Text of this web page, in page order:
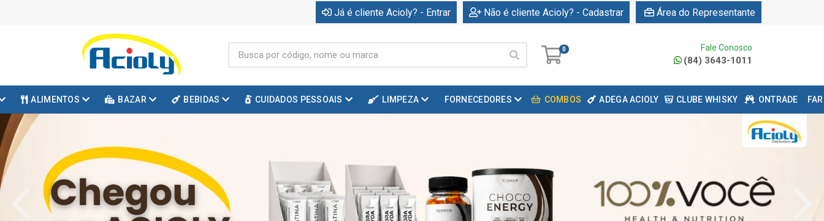
Já é cliente Acioly? - Entrar Não é cliente Acioly? - Cadastrar Área do Representante
0 Fale Conosco
(84) 3643-1011
ALIMENTOS BAZAR BEBIDAS CUIDADOS PESSOAIS LIMPEZA FORNECEDORES COMBOS ADEGA ACIOLY CLUBE WHISKY ONTRADE